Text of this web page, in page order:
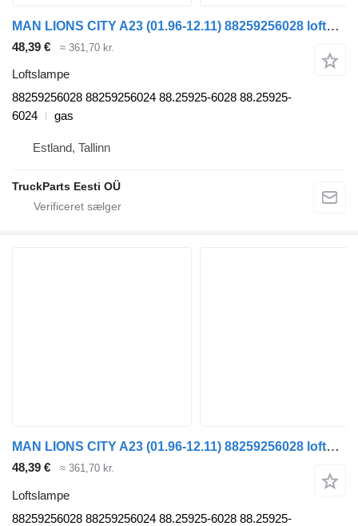
MAN LIONS CITY A23 (01.96-12.11) 88259256028 loftslampe til MAN Lion's bus (1991-)
48,39 € ≈ 361,70 kr.
Loftslampe
88259256028 88259256024 88.25925-6028 88.25925-
6024
gas
Estland, Tallinn
TruckParts Eesti OÜ
MAN LIONS CITY A23 (01.96-12.11) 88259256028 loftslampe til MAN Lion's bus (1991-)
48,39 € ≈ 361,70 kr.
Loftslampe
88259256028 88259256024 88.25925-6028 88.25925-